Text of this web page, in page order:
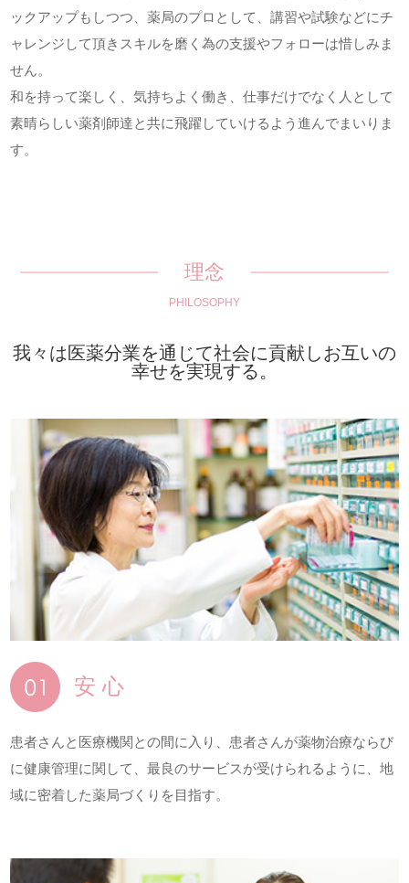
ックアップもしつつ、薬局のプロとして、講習や試験などにチ
ャレンジして頂きスキルを磨く為の支援やフォローは惜しみま
せん。
和を持って楽しく、気持ちよく働き、仕事だけでなく人として
素晴らしい薬剤師達と共に飛躍していけるよう進んでまいりま
す。
理念
PHILOSOPHY
我々は医薬分業を通じて社会に貢献しお互いの
幸せを実現する。
安 心
患者さんと医療機関との間に入り、患者さんが薬物治療ならび
に健康管理に関して、最良のサービスが受けられるように、地
域に密着した薬局づくりを目指す。